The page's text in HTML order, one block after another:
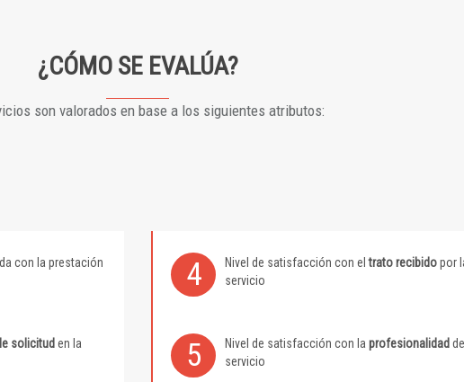
¿CÓMO SE EVALÚA?
son valorados en base a los siguientes atributos:
con la prestación
4 Nivel de satisfacción con eltrato recibidopor
servicio
solicitud en la
5 Nivel de satisfacción con la profesionalidad
servicio